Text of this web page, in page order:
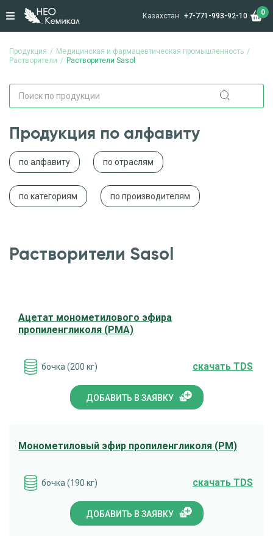
Казахстан +7-771-993-92-10 0
Продукция
Медицинская и фармацевтическая промышленность
Растворители
Растворители Sasol
Продукция по алфавиту
по алфавиту по отраслям
по категориям по производителям
Растворители Sasol
Ацетат монометилового эфира
пропиленгликоля (РМА)
бочка (200 кг) cкачать TDS
ДОБАВИТЬ В ЗАЯВКУ
Монометиловый эфир пропиленгликоля (РМ)
бочка (190 кг) cкачать TDS
ДОБАВИТЬ В ЗАЯВКУ